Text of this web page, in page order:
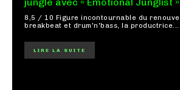
8,5 / 10 Figure incontournable du renouveau de la scène
breakbeat et drum'n'bass, la productrice...
LIRE LA SUITE